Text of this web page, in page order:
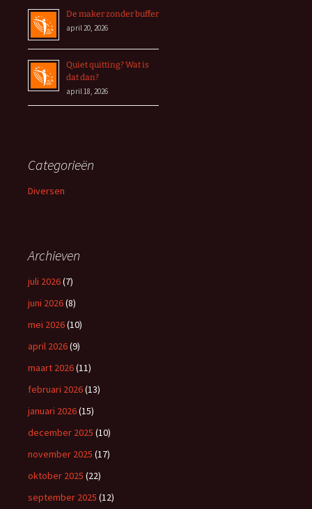
De maker zonder buffer
april 20, 2026
Quiet quitting? Wat is
dat dan?
april 18, 2026
Categorieën
Diversen
Archieven
juli 2026(7)
juni 2026(8)
mei 2026(10)
april 2026(9)
maart 2026(11)
februari 2026(13)
januari 2026(15)
december 2025 (10)
november 2025 (17)
oktober 2025 (22)
september 2025 (12)